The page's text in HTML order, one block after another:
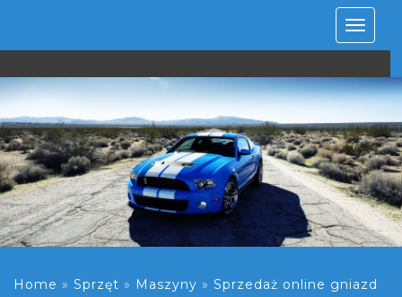
Rozwiń
Home » Sprzęt » Maszyny » Sprzedaż online gniazd